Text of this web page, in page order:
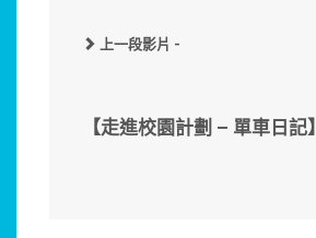
上一段影片 -
【走進校園計劃 – 單車日記】